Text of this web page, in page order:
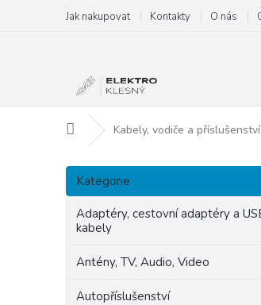
obsah
Jak nakupovat Kontakty O nás
Domů Kabely, vodiče a příslušenství
P
s
Přeskočit
kategorie
Kategorie
Adaptéry, cestovní adaptéry a
kabely
Antény, TV, Audio, Video
Autopříslušenství